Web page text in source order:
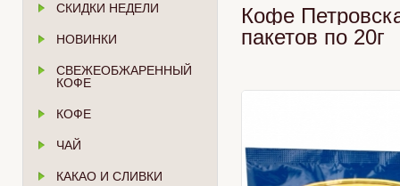
СКИДКИ НЕДЕЛИ
НОВИНКИ
СВЕЖЕОБЖАРЕННЫЙ
КОФЕ
КОФЕ
ЧАЙ
КАКАО И СЛИВКИ
Кофе
пакетов по 20г